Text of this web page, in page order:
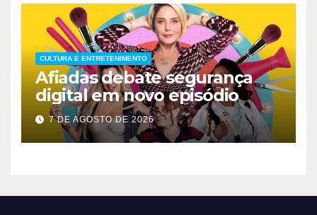
CULTURA E ENTRETENIMENTO
Afiadas debate segurança
digital em novo episódio
7 DE AGOSTO DE 2026